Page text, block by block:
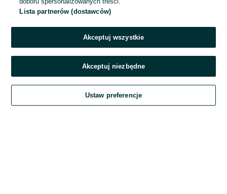
Zaloguj się
Kontynuując za pośrednictwem jednego z dostawców wskazanych powyżej,
OLX.pl w jego aktualnym brzmieniu.
Lista partnerów (dostawców)
Akceptuj wszystkie
Akceptuj niezbędne
Ustaw preferencje